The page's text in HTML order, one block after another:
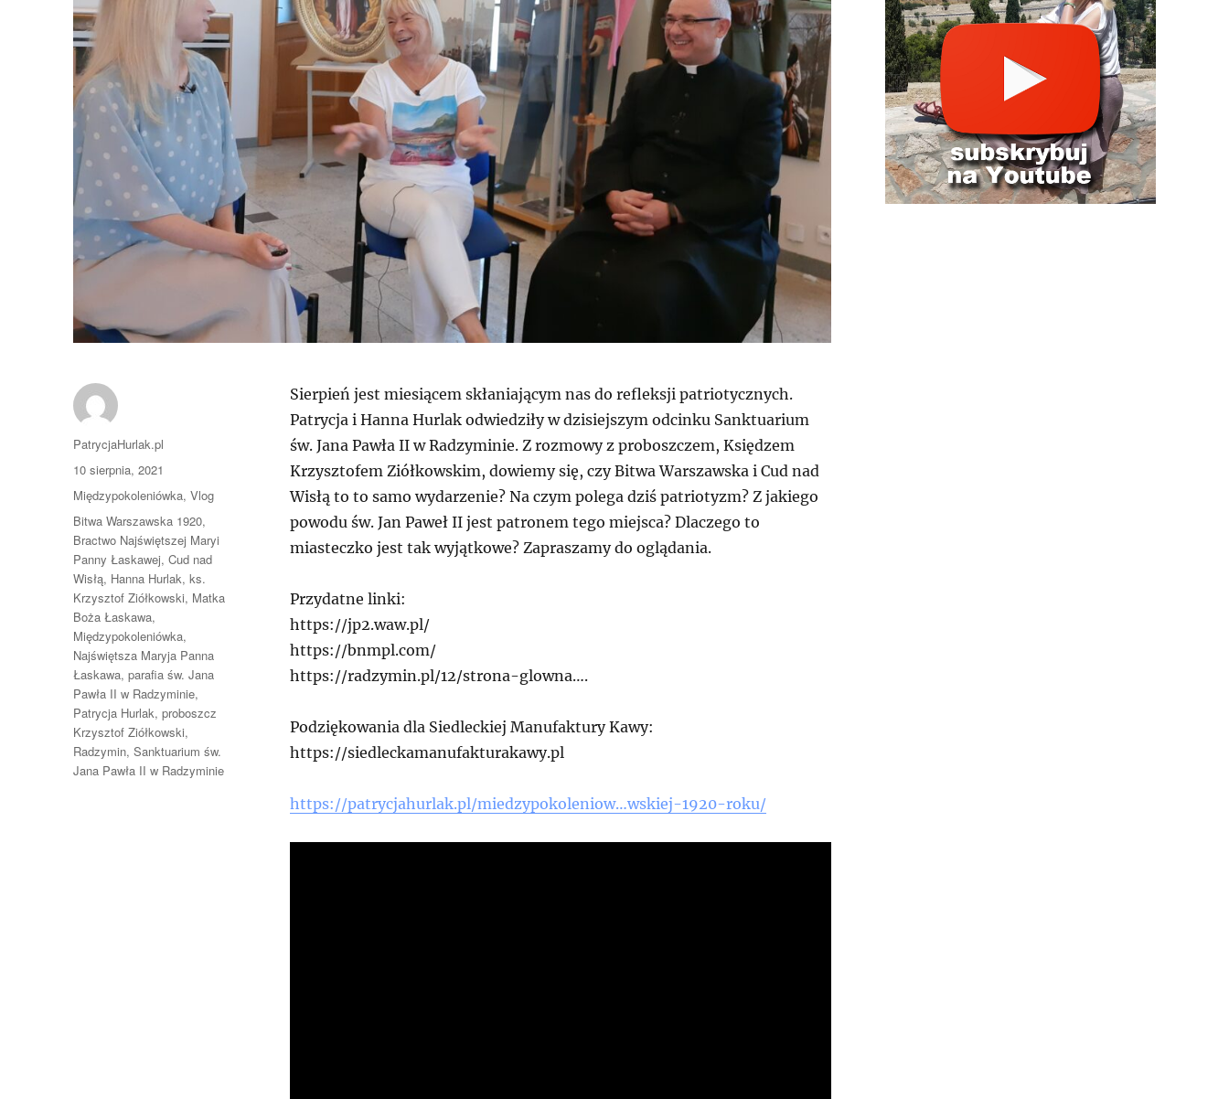
Sierpień jest miesiącem skłaniającym nas do refleksji patriotycznych.
Patrycja i Hanna Hurlak odwiedziły w dzisiejszym odcinku Sanktuarium
św. Jana Pawła II w Radzyminie. Z rozmowy z proboszczem, Księdzem
Krzysztofem Ziółkowskim, dowiemy się, czy Bitwa Warszawska i Cud nad
Wisłą to to samo wydarzenie? Na czym polega dziś patriotyzm? Z jakiego
powodu św. Jan Paweł II jest patronem tego miejsca? Dlaczego to
miasteczko jest tak wyjątkowe? Zapraszamy do oglądania.
Przydatne linki:
https://jp2.waw.pl/
https://bnmpl.com/
https://radzymin.pl/12/strona-glowna….
Podziękowania dla Siedleckiej Manufaktury Kawy:
https://siedleckamanufakturakawy.pl
https://patrycjahurlak.pl/miedzypokoleniow…wskiej-1920-roku/
Autor
PatrycjaHurlak.pl
Data
publikacji
10 sierpnia, 2021
Kategorie
Międzypokoleniówka,Vlog
Tagi
Bitwa Warszawska 1920,
Bractwo Najświętszej Maryi
Panny Łaskawej,Cud nad
Wisłą, Hanna Hurlak,ks.
Krzysztof Ziółkowski, Matka
Boża Łaskawa,
Międzypokoleniówka,
Najświętsza Maryja Panna
Łaskawa,parafia św. Jana
Pawła II w Radzyminie,
Patrycja Hurlak,proboszcz
Krzysztof Ziółkowski,
Radzymin,Sanktuarium św.
Jana Pawła II w Radzyminie